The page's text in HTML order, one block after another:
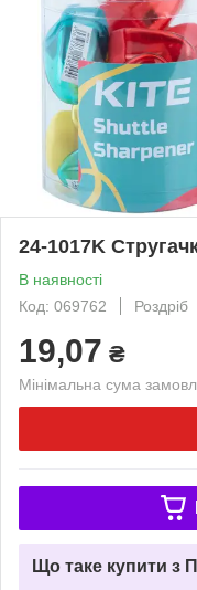
24-1017K
В наявності
Код: 069762
Роздріб
19,07 ₴
Мінімальна сума
Що таке купити з